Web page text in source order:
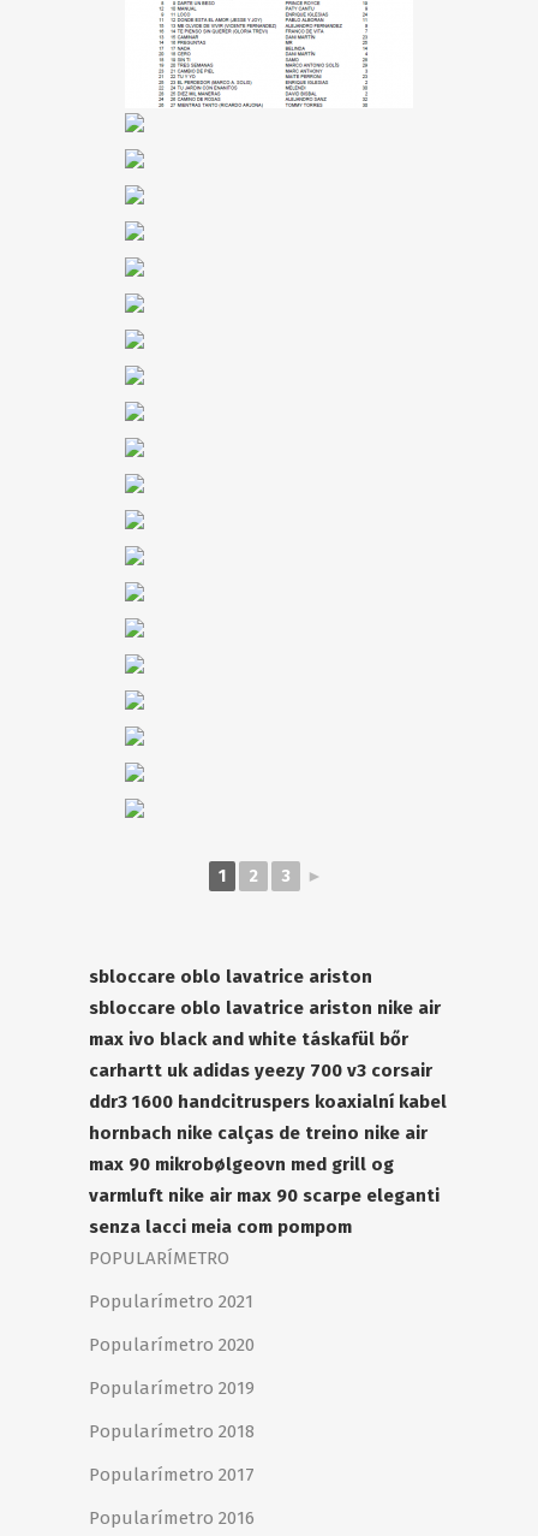
1 2 3 ►
sbloccare oblo lavatrice ariston
sbloccare oblo lavatrice ariston nike air
max ivo black and white táskafül bőr
carhartt uk adidas yeezy 700 v3 corsair
ddr3 1600 handcitruspers koaxialní kabel
hornbach nike calças de treino nike air
max 90 mikrobølgeovn med grill og
varmluft nike air max 90 scarpe eleganti
senza lacci meia com pompom
POPULARÍMETRO
Popularímetro 2021
Popularímetro 2020
Popularímetro 2019
Popularímetro 2018
Popularímetro 2017
Popularímetro 2016